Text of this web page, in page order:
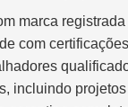
marca
com
incluindo